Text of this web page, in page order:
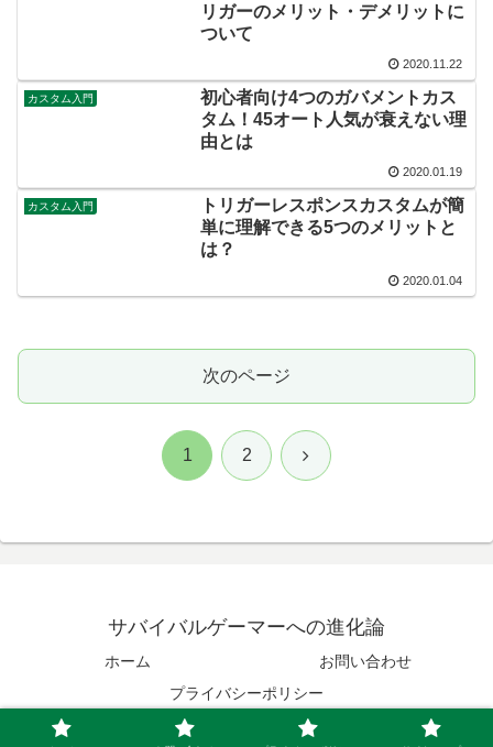
リガーのメリット・デメリットに
ついて
2020.11.22
カスタム入門
初心者向け4つのガバメントカス
タム！45オート人気が衰えない理
由とは
2020.01.19
カスタム入門
トリガーレスポンスカスタムが簡
単に理解できる5つのメリットと
は？
2020.01.04
次のページ
1 2 次
サバイバルゲーマーへの進化論
ホーム
お問い合わせ
プライバシーポリシー
© 2019 サバイバルゲーマーへの進化論.